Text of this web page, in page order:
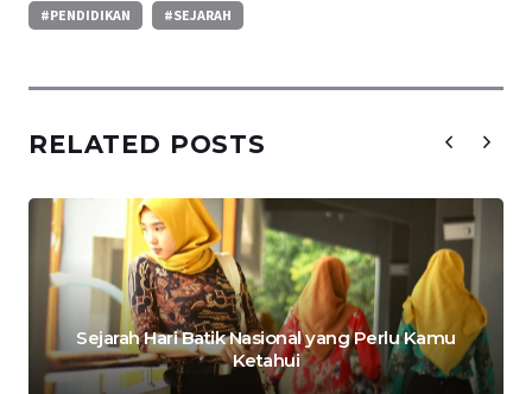
#PENDIDIKAN #SEJARAH
RELATED POSTS
Sejarah Hari Batik Nasional yang Perlu Kamu
Ketahui